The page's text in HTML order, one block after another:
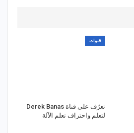
قنوات
تعرّف على قناة Derek Banas
لتعلم واحتراف تعلم الآلة